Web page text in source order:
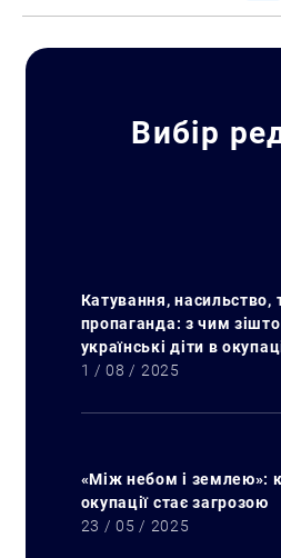
Искать:
Вибір
Катування, насильство,
пропаганда: з чим
українські діти в
1 / 08 / 2025
«Між небом і землею»:
окупації стає загрозою
23 / 05 / 2025